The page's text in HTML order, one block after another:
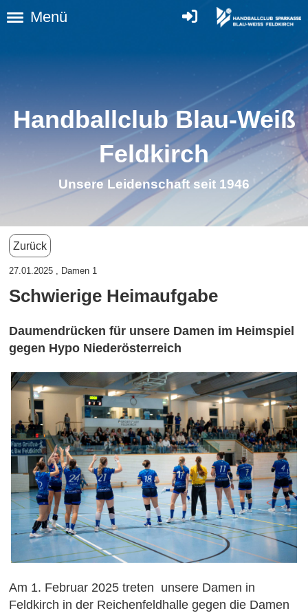
Menü
Handballclub Blau-Weiß
Feldkirch
Unsere Leidenschaft seit 1946
Zurück
27.01.2025 , Damen 1
Schwierige Heimaufgabe
Daumendrücken für unsere Damen im Heimspiel
gegen Hypo Niederösterreich
Am 1. Februar 2025 treten unsere Damen in
Feldkirch in der Reichenfeldhalle gegen die Damen